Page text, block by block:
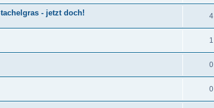
- jetzt doch! 4
1
0
0